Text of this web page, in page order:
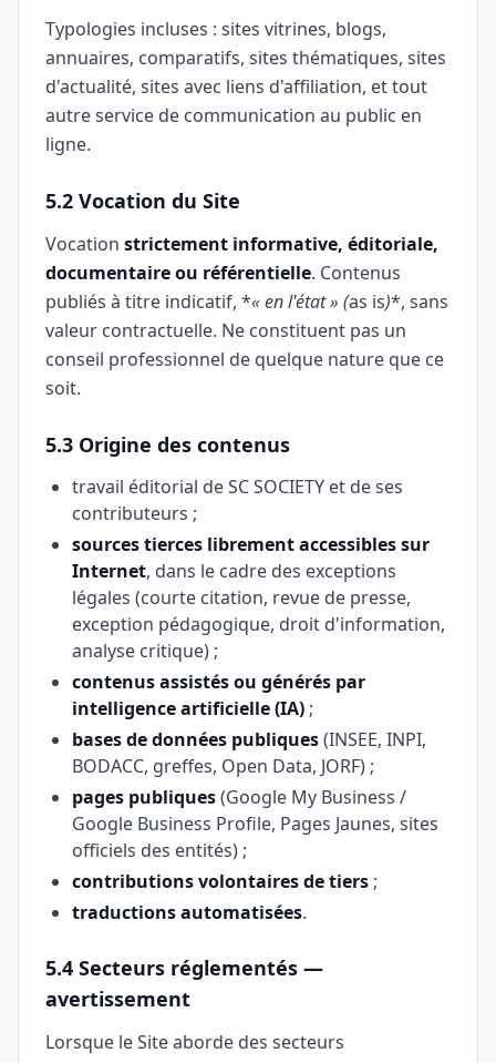
Typologies incluses : sites vitrines, blogs,
annuaires, comparatifs, sites thématiques, sites
d'actualité, sites avec liens d'affiliation, et tout
autre service de communication au public en
ligne.
5.2 Vocation du Site
Vocation strictement informative, éditoriale,
documentaire ou référentielle. Contenus
publiés à titre indicatif, *« en l'état » (as is)*, sans
valeur contractuelle. Ne constituent pas un
conseil professionnel de quelque nature que ce
soit.
5.3 Origine des contenus
travail éditorial de SC SOCIETY et de ses
contributeurs ;
sources tierces librement accessibles sur
Internet, dans le cadre des exceptions
légales (courte citation, revue de presse,
exception pédagogique, droit d'information,
analyse critique) ;
contenus assistés ou générés par
intelligence artificielle (IA) ;
bases de données publiques(INSEE, INPI,
BODACC, greffes, Open Data, JORF) ;
pages publiques(Google My Business /
Google Business Profile, Pages Jaunes, sites
officiels des entités) ;
contributions volontaires de tiers ;
traductions automatisées.
5.4 Secteurs réglementés —
avertissement
Lorsque le Site aborde des secteurs